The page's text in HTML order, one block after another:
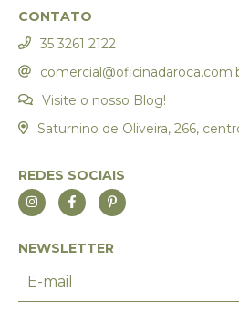
CONTATO
35 3261 2122
Visite o nosso Blog!
Saturnino de Oliveira, 266,
REDES SOCIAIS
NEWSLETTER